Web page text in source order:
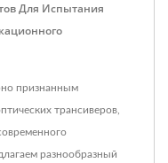
Для Испытания
признанным
трансиверов,
разнообразный